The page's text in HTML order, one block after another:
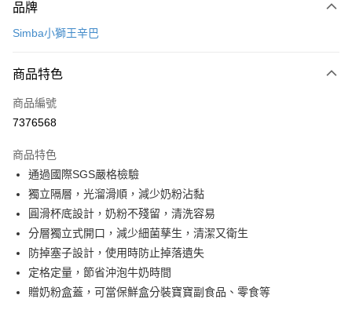
信用卡一次付款
LINE Pay
Apple Pay
悠遊付
Google Pay
AFTEE先享後付
相關說明
【關於「AFTEE先享後付」】
AFTEE先享後付是「在收到商品之後才付款」的支付方式。 讓您購物簡單
便利好安心！
１．簡單：不需註冊會員、不需綁卡、不需儲值。
ATM付款
品牌
Simba小獅王辛巴
商品特色
商品編號
7376568
商品特色
通過國際SGS嚴格檢驗
獨立隔層，光溜滑順，減少奶粉沾黏
圓滑杯底設計，奶粉不殘留，清洗容易
分層獨立式開口，減少細菌孳生，清潔又衛生
防掉塞子設計，使用時防止掉落遺失
定格定量，節省沖泡牛奶時間
贈奶粉盒蓋，可當保鮮盒分裝寶寶副食品、零食等